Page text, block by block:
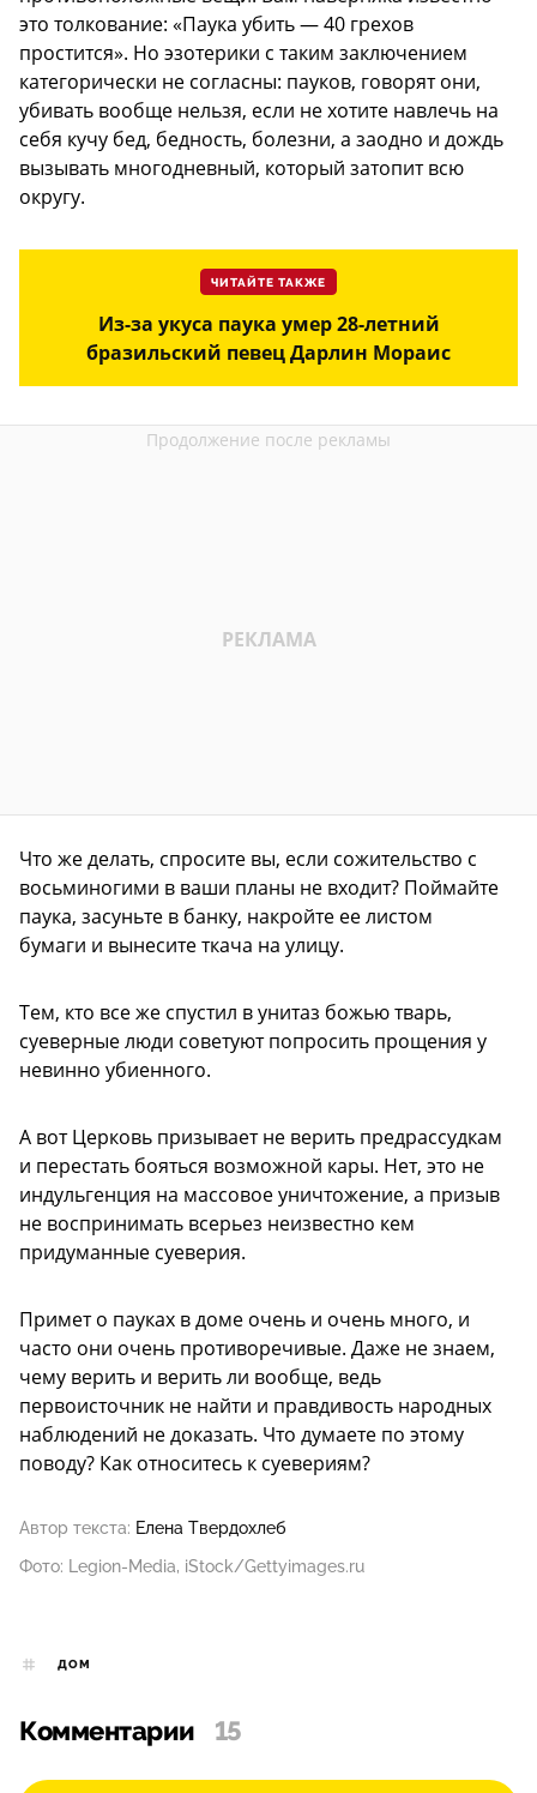
это толкование: «Паука убить — 40 грехов
простится». Но эзотерики с таким заключением
категорически не согласны: пауков, говорят они,
убивать вообще нельзя, если не хотите навлечь на
себя кучу бед, бедность, болезни, а заодно и дождь
вызывать многодневный, который затопит всю
округу.
ЧИТАЙТЕ ТАКЖЕ
Из-за укуса паука умер 28-летний
бразильский певец Дарлин Мораис
Что же делать, спросите вы, если сожительство с
восьминогими в ваши планы не входит? Поймайте
паука, засуньте в банку, накройте ее листом
бумаги и вынесите ткача на улицу.
Тем, кто все же спустил в унитаз божью тварь,
суеверные люди советуют попросить прощения у
невинно убиенного.
А вот Церковь призывает не верить предрассудкам
и перестать бояться возможной кары. Нет, это не
индульгенция на массовое уничтожение, а призыв
не воспринимать всерьез неизвестно кем
придуманные суеверия.
Примет о пауках в доме очень и очень много, и
часто они очень противоречивые. Даже не знаем,
чему верить и верить ли вообще, ведь
первоисточник не найти и правдивость народных
наблюдений не доказать. Что думаете по этому
поводу? Как относитесь к суевериям?
Автор текста: Елена Твердохлеб
Фото: Legion-Media, iStock/Gettyimages.ru
ДОМ
Комментарии 15